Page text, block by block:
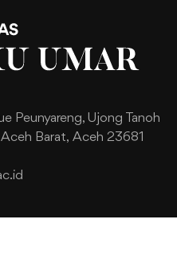
Peunyareng, Ujong Tanoh
Barat, Aceh 23681